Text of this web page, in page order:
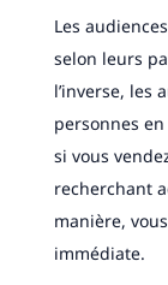
Les
selon leurs
l’inverse, les
personnes
si vous
recherchant
manière,
immédiate.